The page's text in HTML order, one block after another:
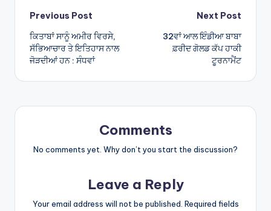
Post
navigation
Previous Post
ਕਿਤਾਬਾਂ ਸਾਨੂੰ ਅਮੀਰ ਵਿਰਸੇ,
ਸੱਭਿਆਚਾਰ ਤੇ ਇਤਿਹਾਸ ਨਾਲ
ਜੋੜਦੀਆਂ ਹਨ : ਸੰਧਵਾਂ
Next Post
32ਵਾਂ ਆਲ ਇੰਡੀਆ ਬਾਬਾ
ਫ਼ਰੀਦ ਗੋਲਡ ਕੱਪ ਹਾਕੀ
ਟੂਰਨਾਮੈਂਟ
Comments
No comments yet. Why don’t you start the discussion?
Leave a Reply
Your email address will not be published. Required fields